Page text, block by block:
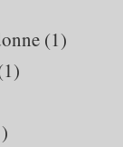
(1)